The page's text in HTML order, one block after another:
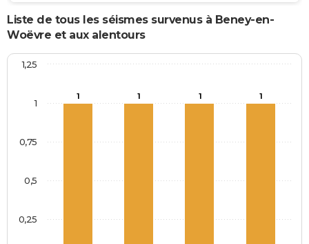
Liste de tous les séismes survenus à Beney-en-
Woëvre et aux alentours
1 1 1 1
0,25
0,5
0,75
1
1,25